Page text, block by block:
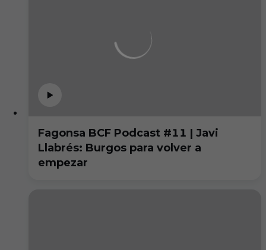
Fagonsa BCF Podcast #11 | Javi
Llabrés: Burgos para volver a
empezar